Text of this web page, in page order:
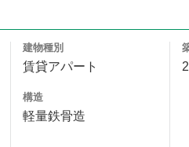
建物種別
賃貸アパート
構造
軽量鉄骨造